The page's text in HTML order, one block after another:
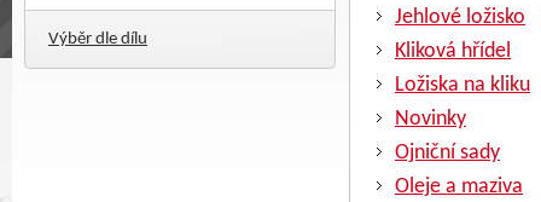
Výběr dle dílu
Jehlové ložisko
Kliková hřídel
Ložiska na kliku
Novinky
Ojniční sady
Oleje a maziva